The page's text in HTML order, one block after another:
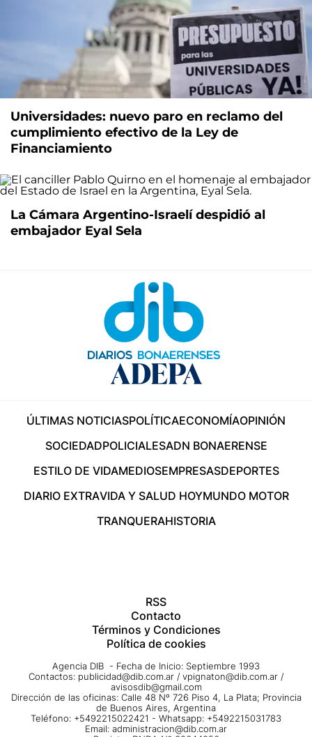
Universidades: nuevo paro en reclamo del
cumplimiento efectivo de la Ley de
Financiamiento
La Cámara Argentino-Israelí despidió al
embajador Eyal Sela
ÚLTIMAS NOTICIASPOLÍTICAECONOMÍAOPINIÓN
SOCIEDADPOLICIALESADN BONAERENSE
ESTILO DE VIDAMEDIOSEMPRESASDEPORTES
DIARIO EXTRAVIDA Y SALUD HOYMUNDO MOTOR
TRANQUERAHISTORIA
RSS
Contacto
Términos y Condiciones
Política de cookies
Agencia DIB - Fecha de Inicio: Septiembre 1993
Contactos: publicidad@dib.com.ar / vpignaton@dib.com.ar /
avisosdib@gmail.com
Dirección de las oficinas: Calle 48 Nº 726 Piso 4, La Plata; Provincia
de Buenos Aires, Argentina
Teléfono: +5492215022421 - Whatsapp: +5492215031783
Email: administracion@dib.com.ar